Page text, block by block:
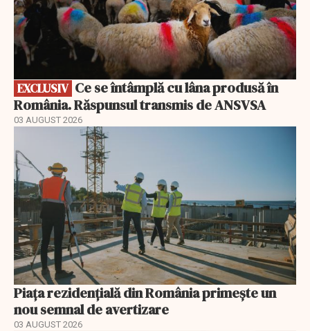
EXCLUSIV
România. Răspunsul transmis de ANSVSA
03 AUGUST 2026
Piața rezidențială din România primește un
nou semnal de avertizare
03 AUGUST 2026